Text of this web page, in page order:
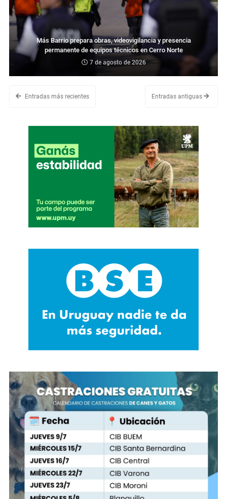
Más Barrio prepara obras, videovigilancia y presencia
permanente de equipos técnicos en Cerro Norte
7 de agosto de 2026
Entradas más recientes Entradas antiguas